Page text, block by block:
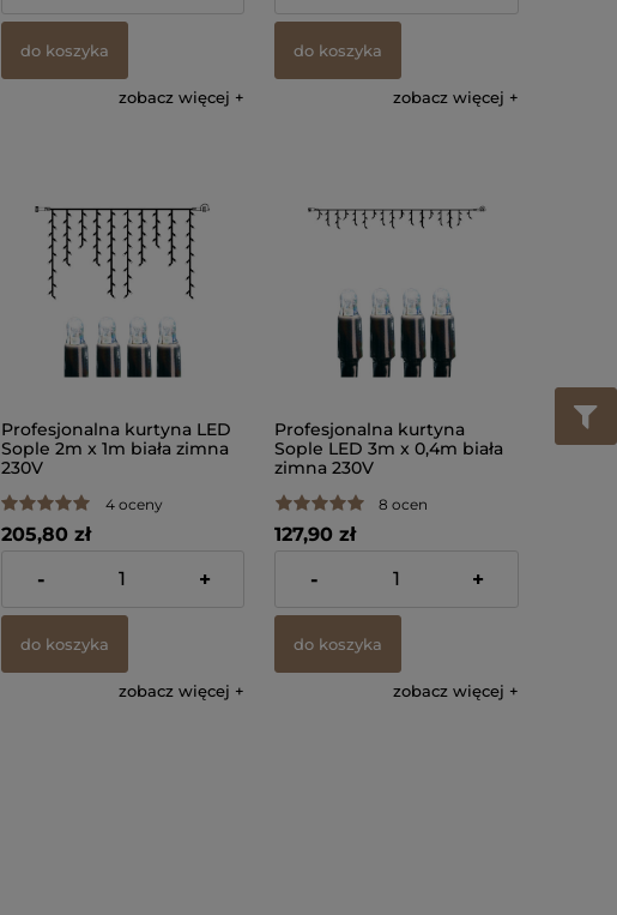
do koszyka
zobacz więcej
do koszyka
zobacz więcej
Profesjonalna kurtyna LED
Sople 2m x 1m biała zimna
230V
4 oceny
205,80 zł
zawiera 23% VAT, bez kosztów
- +
do koszyka
zobacz więcej
Profesjonalna kurtyna
Sople LED 3m x 0,4m biała
zimna 230V
8 ocen
127,90 zł
zawiera 23% VAT, bez kosztów
- +
do koszyka
zobacz więcej